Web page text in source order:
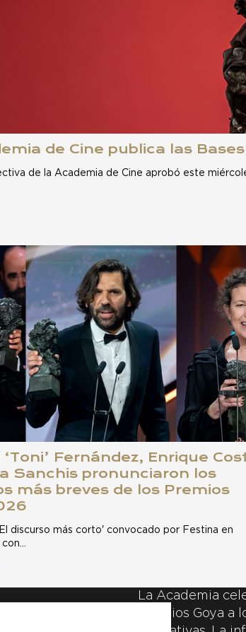
de Cine publica las
de la Academia de Cine aprobó este
Fernández, Enrique
Sanchis pronunciaron los
más breves de los Premios
discurso más corto' convocado por Festina en
La Academia
Premios Goya